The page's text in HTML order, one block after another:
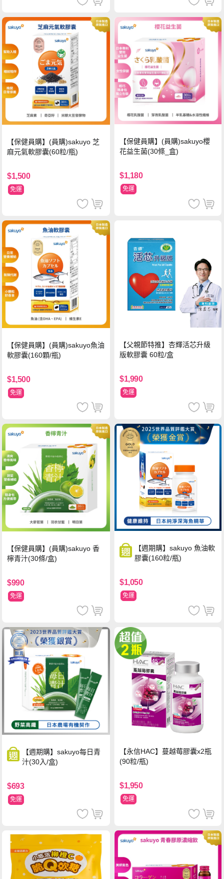
【保健員購】(員購)sakuyo 芝
麻元氣軟膠囊(60粒/瓶)
$1,500
免運
【保健員購】(員購)sakuyo櫻
花益生菌(30條_盒)
$1,180
免運
【保健員購】(員購)sakuyo魚油
軟膠囊(160顆/瓶)
$1,500
免運
【父親節特推】杏輝活芯升級
版軟膠囊 60粒/盒
$1,990
免運
【保健員購】(員購)sakuyo 香
檸青汁(30條/盒)
$990
免運
【週期購】sakuyo 魚油軟
膠囊(160粒/瓶)
$1,050
免運
【週期購】sakuyo每日青
汁(30入/盒)
$693
免運
【永信HAC】蔓越莓膠囊x2瓶
(90粒/瓶)
$1,950
免運